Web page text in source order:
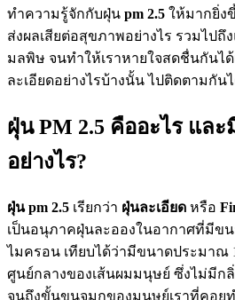
ทำความรู้จักกับฝุ่น pm 2.5 ให้มากยิ่ง
ส่งผลเสียต่อสุขภาพอย่างไร รวมไปถึ
มลพิษ จนทำให้เราหายใจสดชื่นกันไ
ละเอียดอย่างไรบ้างนั้น ไปติดตามกันไ
ฝุ่น PM 2.5 คืออะไร แล
อย่างไร?
ฝุ่น pm 2.5 เรียกว่า ฝุ่นละเอียด หรือ
เป็นอนุภาคฝุ่นละอองในอากาศที่มีขน
ไมครอน เทียบได้ว่ามีขนาดประมาณ
ศูนย์กลางของเส้นผมมนุษย์ ซึ่งไม่มีก
จนถึงขั้นขนจมูกของมนุษย์เราที่คอย